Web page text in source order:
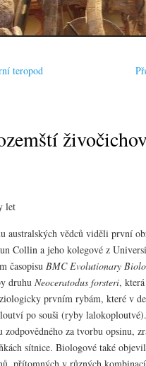
teropod
let
australských vědců viděli první
Collin a jeho kolegové z
časopisu BMC Evolutionary
druhu Neoceratodus forsteri,
prvním rybám, které v
po souši (ryby
zodpovědného za tvorbu opsinu,
sítnice. Biologové také
přítomných v různých